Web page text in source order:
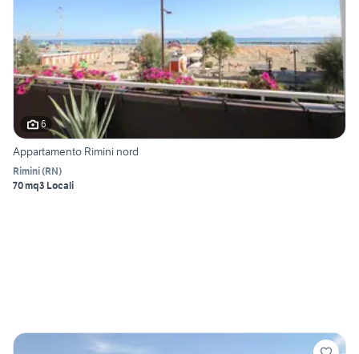
6
Appartamento Rimini nord
Rimini(RN)
70 mq3 Locali